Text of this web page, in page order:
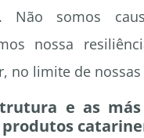
Não somos
nossa
no limite de
e as